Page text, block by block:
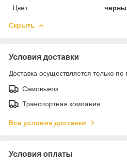
Цвет
Скрыть
Условия доставки
Доставка осуществляется только по
Самовывоз
Транспортная компания
Все условия доставки
Условия оплаты